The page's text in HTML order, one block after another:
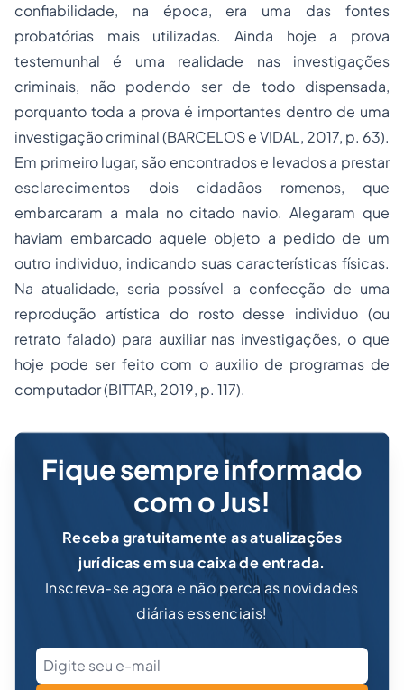
confiabilidade, na época, era uma das fontes
probatórias mais utilizadas. Ainda hoje a prova
testemunhal é uma realidade nas investigações
criminais, não podendo ser de todo dispensada,
porquanto toda a prova é importantes dentro de uma
investigação criminal (BARCELOS e VIDAL, 2017, p. 63).
Em primeiro lugar, são encontrados e levados a prestar
esclarecimentos dois cidadãos romenos, que
embarcaram a mala no citado navio. Alegaram que
haviam embarcado aquele objeto a pedido de um
outro individuo, indicando suas características físicas.
Na atualidade, seria possível a confecção de uma
reprodução artística do rosto desse individuo (ou
retrato falado) para auxiliar nas investigações, o que
hoje pode ser feito com o auxilio de programas de
computador (BITTAR, 2019, p. 117).
Fique sempre informado
com o Jus!
Receba gratuitamente as atualizações
jurídicas em sua caixa de entrada.
Inscreva-se agora e não perca as novidades
diárias essenciais!